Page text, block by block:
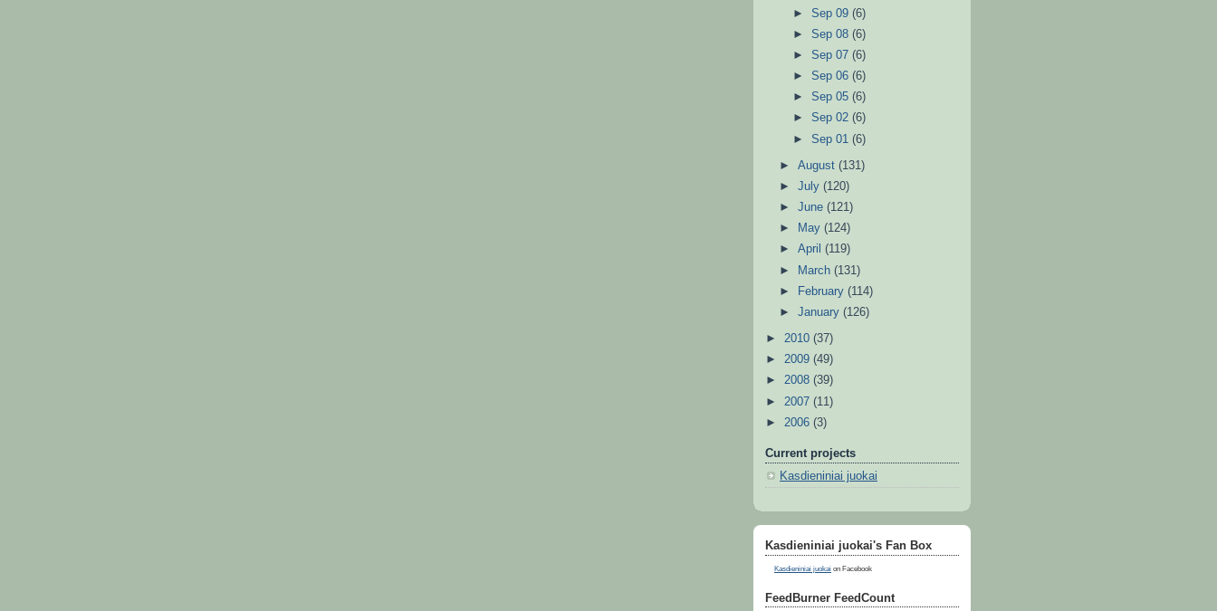
►Sep 09(6)
►Sep 08(6)
►Sep 07(6)
►Sep 06(6)
►Sep 05(6)
►Sep 02(6)
►Sep 01(6)
►August(131)
►July(120)
►June(121)
►
May(124)
►April(119)
►
March(131)
►
February(114)
►January(126)
► 2010 (37)
► 2009 (49)
► 2008 (39)
► 2007 (11)
► 2006 (3)
Current projects
Kasdieniniai juokai
Kasdieniniai juokai's Fan Box
Kasdieniniai juokai on Facebook
FeedBurner FeedCount